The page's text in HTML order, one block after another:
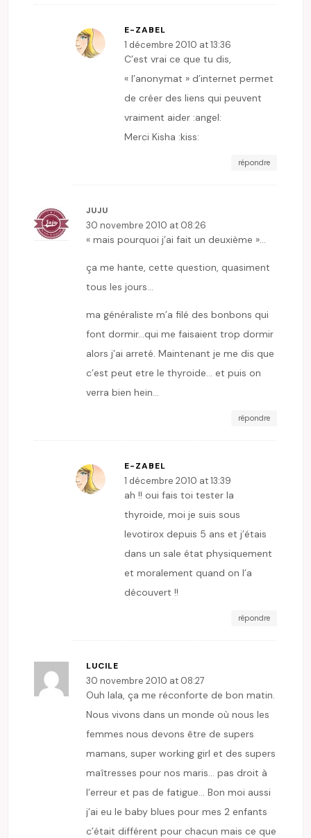
E-ZABEL
1 décembre 2010 at 13:36
C’est vrai ce que tu dis,
« l’anonymat » d’internet permet
de créer des liens qui peuvent
vraiment aider :angel:
Merci Kisha :kiss:
répondre
JUJU
30 novembre 2010 at 08:26
« mais pourquoi j’ai fait un deuxième »…
ça me hante, cette question, quasiment
tous les jours…
ma généraliste m’a filé des bonbons qui
font dormir…qui me faisaient trop dormir
alors j’ai arreté. Maintenant je me dis que
c’est peut etre le thyroide… et puis on
verra bien hein…
répondre
E-ZABEL
1 décembre 2010 at 13:39
ah !! oui fais toi tester la
thyroide, moi je suis sous
levotirox depuis 5 ans et j’étais
dans un sale état physiquement
et moralement quand on l’a
découvert !!
répondre
LUCILE
30 novembre 2010 at 08:27
Ouh lala, ça me réconforte de bon matin.
Nous vivons dans un monde où nous les
femmes nous devons être de supers
mamans, super working girl et des supers
maîtresses pour nos maris… pas droit à
l’erreur et pas de fatigue… Bon moi aussi
j’ai eu le baby blues pour mes 2 enfants
c’était différent pour chacun mais ce que